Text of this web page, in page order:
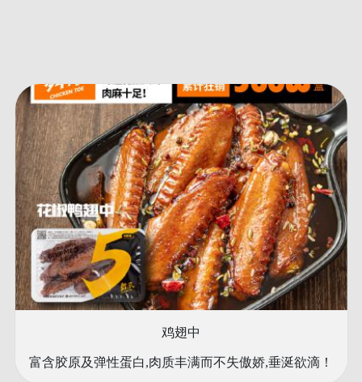
鸡翅中
富含胶原及弹性蛋白,肉质丰满而不失傲娇,垂涎欲滴！